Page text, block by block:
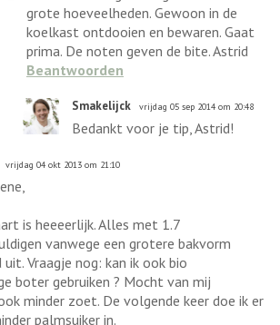
grote hoeveelheden. Gewoon in de
koelkast ontdooien en bewaren. Gaat
prima. De noten geven de bite. Astrid
Beantwoorden
Smakelijck vrijdag 05 sep 2014 om 20:48
Bedankt voor je tip, Astrid!
vrijdag 04 okt 2013 om 21:10
is heeeerlijk. Alles met 1.7
vanwege een grotere bakvorm
Vraagje nog: kan ik ook bio
boter gebruiken ? Mocht van mij
minder zoet. De volgende keer doe ik er
palmsuiker in.